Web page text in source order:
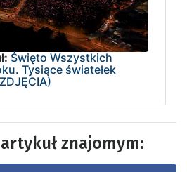
Święto Wszystkich
Tysiące światełek
znajomym: